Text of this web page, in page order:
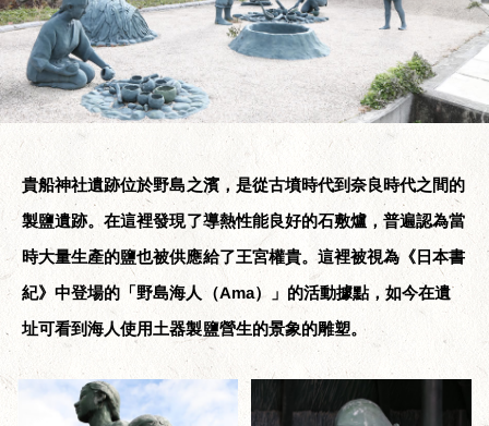
貴船神社遺跡位於野島之濱，是從古墳時代到奈良時代之間的
製鹽遺跡。在這裡發現了導熱性能良好的石敷爐，普遍認為當
時大量生產的鹽也被供應給了王宮權貴。這裡被視為《日本書
紀》中登場的「野島海人（Ama）」的活動據點，如今在遺
址可看到海人使用土器製鹽營生的景象的雕塑。